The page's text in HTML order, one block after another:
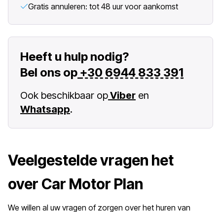
Gratis annuleren: tot 48 uur voor aankomst
Heeft u hulp nodig?
Bel ons op +30 6944 833 391
Ook beschikbaar opViber en
Whatsapp.
Veelgestelde vragen het
over Car Motor Plan
We willen al uw vragen of zorgen over het huren van